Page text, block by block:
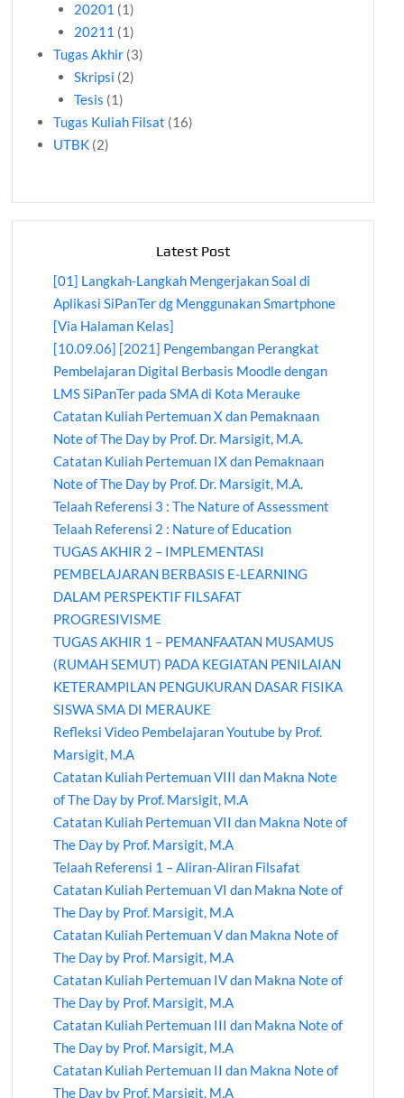
20201 (1)
20211 (1)
Tugas Akhir (3)
Skripsi (2)
Tesis (1)
Tugas Kuliah Filsat (16)
UTBK (2)
Latest Post
[01] Langkah-Langkah Mengerjakan Soal di
Aplikasi SiPanTer dg Menggunakan Smartphone
[Via Halaman Kelas]
[10.09.06] [2021] Pengembangan Perangkat
Pembelajaran Digital Berbasis Moodle dengan
LMS SiPanTer pada SMA di Kota Merauke
Catatan Kuliah Pertemuan X dan Pemaknaan
Note of The Day by Prof. Dr. Marsigit, M.A.
Catatan Kuliah Pertemuan IX dan Pemaknaan
Note of The Day by Prof. Dr. Marsigit, M.A.
Telaah Referensi 3 : The Nature of Assessment
Telaah Referensi 2 : Nature of Education
TUGAS AKHIR 2 – IMPLEMENTASI
PEMBELAJARAN BERBASIS E-LEARNING
DALAM PERSPEKTIF FILSAFAT
PROGRESIVISME
TUGAS AKHIR 1 – PEMANFAATAN MUSAMUS
(RUMAH SEMUT) PADA KEGIATAN PENILAIAN
KETERAMPILAN PENGUKURAN DASAR FISIKA
SISWA SMA DI MERAUKE
Refleksi Video Pembelajaran Youtube by Prof.
Marsigit, M.A
Catatan Kuliah Pertemuan VIII dan Makna Note
of The Day by Prof. Marsigit, M.A
Catatan Kuliah Pertemuan VII dan Makna Note of
The Day by Prof. Marsigit, M.A
Telaah Referensi 1 – Aliran-Aliran Filsafat
Catatan Kuliah Pertemuan VI dan Makna Note of
The Day by Prof. Marsigit, M.A
Catatan Kuliah Pertemuan V dan Makna Note of
The Day by Prof. Marsigit, M.A
Catatan Kuliah Pertemuan IV dan Makna Note of
The Day by Prof. Marsigit, M.A
Catatan Kuliah Pertemuan III dan Makna Note of
The Day by Prof. Marsigit, M.A
Catatan Kuliah Pertemuan II dan Makna Note of
The Day by Prof. Marsigit, M.A